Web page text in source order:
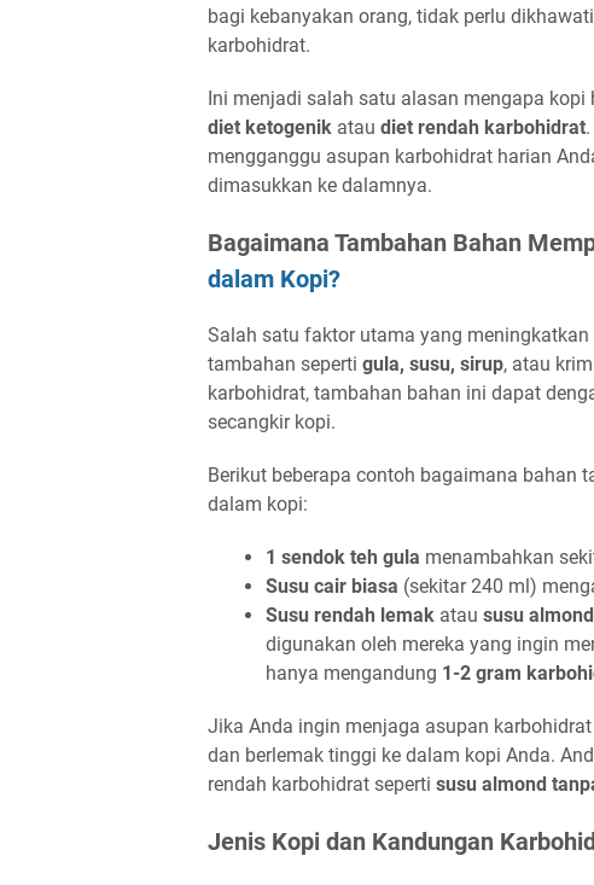
bagi kebanyakan orang, tidak perlu
karbohidrat.
Ini menjadi salah satu alasan mengapa
diet ketogenik atau diet rendah karbohidrat
mengganggu asupan karbohidrat harian
dimasukkan ke dalamnya.
Bagaimana Tambahan Bahan
dalam Kopi?
Salah satu faktor utama yang
tambahan seperti gula, susu, sirup, atau
karbohidrat, tambahan bahan ini dapat
secangkir kopi.
Berikut beberapa contoh bagaimana bahan
dalam kopi:
1 sendok teh gula menambahkan
Susu cair biasa (sekitar 240 ml)
Susu rendah lemak atau susu
digunakan oleh mereka yang ingin
hanya mengandung 1-2 gram
Jika Anda ingin menjaga asupan
dan berlemak tinggi ke dalam kopi Anda.
rendah karbohidrat seperti susu almond
Jenis Kopi dan Kandungan